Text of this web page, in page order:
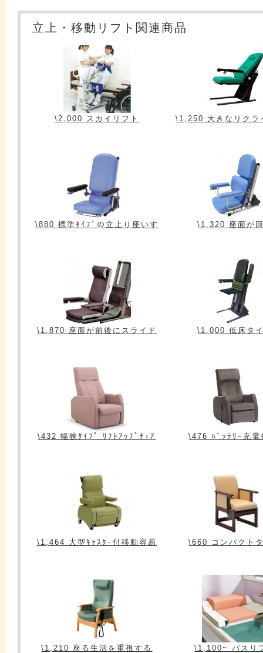
立上・移動リフト関連商品
\2,000 スカイリフト \1,250 大きなリクラ
\880 標準ﾀｲﾌﾟの立上り座いす \1,320 座面が
\1,870 座面が前後にスライド \1,000 低床タ
\432 幅狭ﾀｲﾌﾟ ﾘﾌﾄｱｯﾌﾟﾁｪｱ \476 ﾊﾞｯﾃﾘｰ充電
\1,464 大型ｷｬｽﾀｰ付移動容易 \660 コンパクト
\1,210 座る生活を重視する \1,100~ バスリ